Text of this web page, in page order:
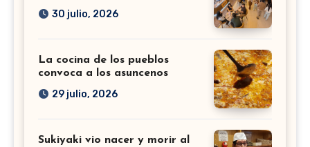
30 julio, 2026
La cocina de los pueblos
convoca a los asuncenos
29 julio, 2026
Sukiyaki vio nacer y morir al